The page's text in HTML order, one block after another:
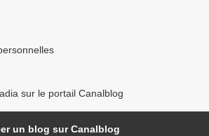
sur le portail Canalblog
un blog sur Canalblog